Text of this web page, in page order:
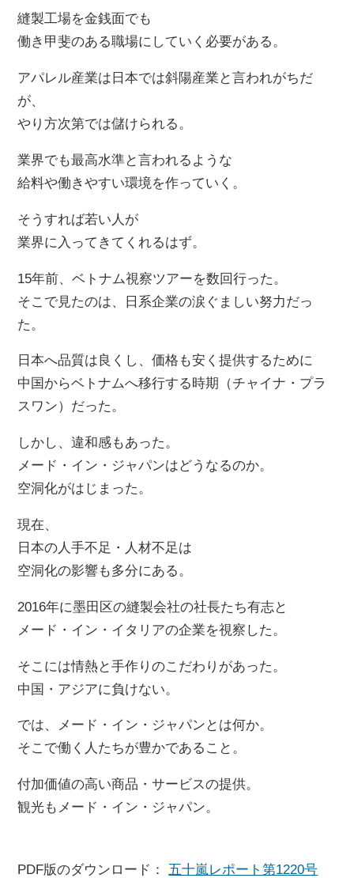
縫製工場を金銭面でも
働き甲斐のある職場にしていく必要がある。
アパレル産業は日本では斜陽産業と言われがちだ
が、
やり方次第では儲けられる。
業界でも最高水準と言われるような
給料や働きやすい環境を作っていく。
そうすれば若い人が
業界に入ってきてくれるはず。
15年前、ベトナム視察ツアーを数回行った。
そこで見たのは、日系企業の涙ぐましい努力だっ
た。
日本へ品質は良くし、価格も安く提供するために
中国からベトナムへ移行する時期（チャイナ・プラ
スワン）だった。
しかし、違和感もあった。
メード・イン・ジャパンはどうなるのか。
空洞化がはじまった。
現在、
日本の人手不足・人材不足は
空洞化の影響も多分にある。
2016年に墨田区の縫製会社の社長たち有志と
メード・イン・イタリアの企業を視察した。
そこには情熱と手作りのこだわりがあった。
中国・アジアに負けない。
では、メード・イン・ジャパンとは何か。
そこで働く人たちが豊かであること。
付加価値の高い商品・サービスの提供。
観光もメード・イン・ジャパン。
PDF版のダウンロード： 五十嵐レポート第1220号